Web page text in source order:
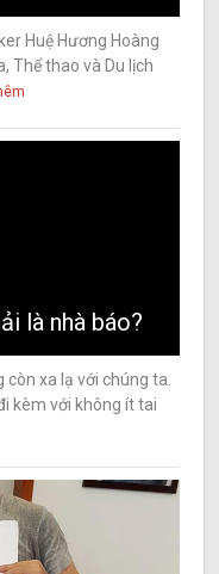
Huệ Hương Hoàng
Thể thao và Du lịch
là nhà báo?
còn xa lạ với chúng ta.
kèm với không ít tai